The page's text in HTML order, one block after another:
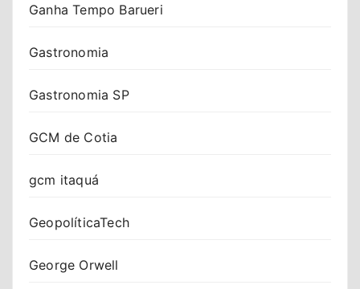
Ganha Tempo Barueri
Gastronomia
Gastronomia SP
GCM de Cotia
gcm itaquá
GeopolíticaTech
George Orwell